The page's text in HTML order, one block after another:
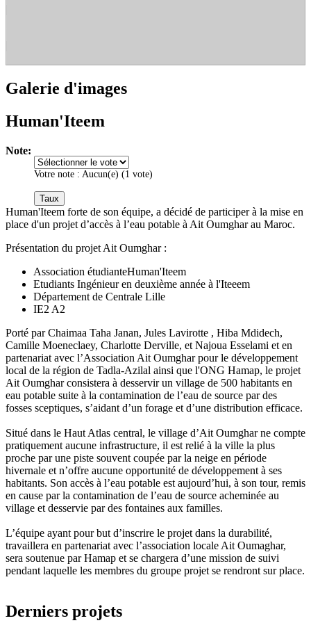
Galerie d'images
Human'Iteem
Note:
Votre note : Aucun(e) (1 vote)
Human'Iteem forte de son équipe, a décidé de participer à la mise en
place d'un projet d’accès à l’eau potable à Ait Oumghar au Maroc.
Présentation du projet Ait Oumghar :
Association étudianteHuman'Iteem
Etudiants Ingénieur en deuxième année à l'Iteeem
Département de Centrale Lille
IE2 A2
Porté par Chaimaa Taha Janan, Jules Lavirotte , Hiba Mdidech,
Camille Moeneclaey, Charlotte Derville, et Najoua Esselami et en
partenariat avec l’Association Ait Oumghar pour le développement
local de la région de Tadla-Azilal ainsi que l'ONG Hamap, le projet
Ait Oumghar consistera à desservir un village de 500 habitants en
eau potable suite à la contamination de l’eau de source par des
fosses sceptiques, s’aidant d’un forage et d’une distribution efficace.
Situé dans le Haut Atlas central, le village d’Ait Oumghar ne compte
pratiquement aucune infrastructure, il est relié à la ville la plus
proche par une piste souvent coupée par la neige en période
hivernale et n’offre aucune opportunité de développement à ses
habitants. Son accès à l’eau potable est aujourd’hui, à son tour, remis
en cause par la contamination de l’eau de source acheminée au
village et desservie par des fontaines aux familles.
L’équipe ayant pour but d’inscrire le projet dans la durabilité,
travaillera en partenariat avec l’association locale Ait Oumaghar,
sera soutenue par Hamap et se chargera d’une mission de suivi
pendant laquelle les membres du groupe projet se rendront sur place.
Derniers projets